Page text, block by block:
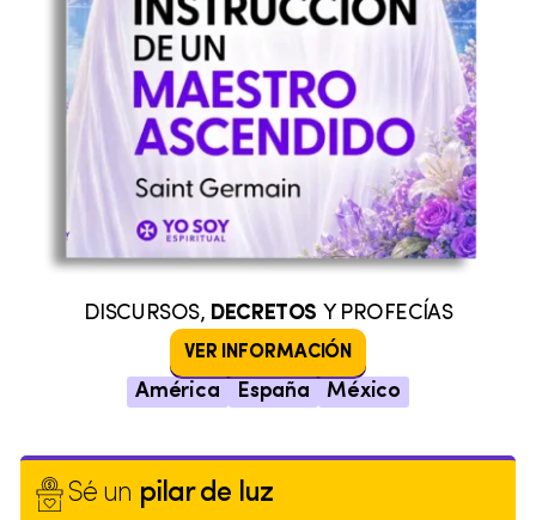
DISCURSOS, DECRETOS Y PROFECÍAS
VER INFORMACIÓN
América España México
Sé un pilar de luz